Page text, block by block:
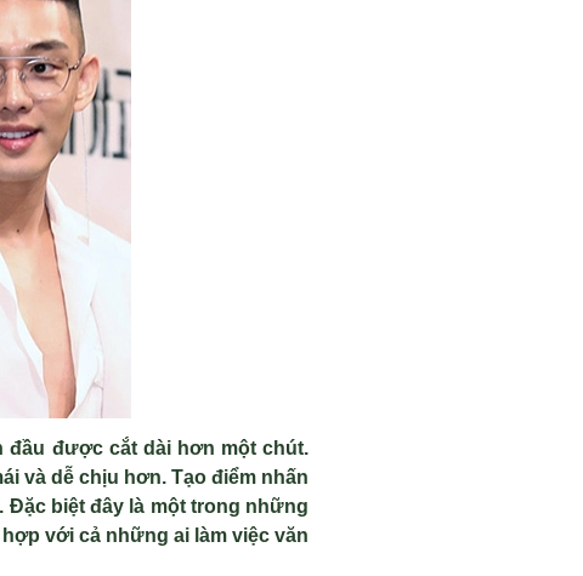
đầu được cắt dài hơn một chút.
và dễ chịu hơn. Tạo điểm nhấn
biệt đây là một trong những
với cả những ai làm việc văn